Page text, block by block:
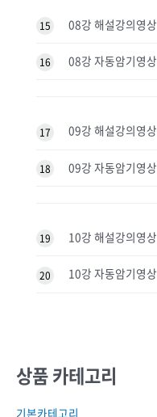
15 08강 해설강의영상
16 08강 자동암기영상
17 09강 해설강의영상
18 09강 자동암기영상
19 10강 해설강의영상
20 10강 자동암기영상
상품 카테고리
기본카테고리